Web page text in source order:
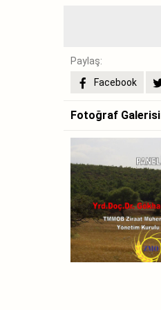
Paylaş:
Facebook
Fotoğraf Galerisi